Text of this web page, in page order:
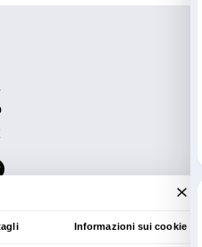
del frate pittore e la sua
origine la sua visione:
un saluto del sindaco di
Musei Civici di Pistoia